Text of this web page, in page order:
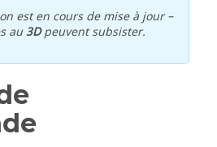
est en cours de mise à jour –
au3Dpeuvent subsister.